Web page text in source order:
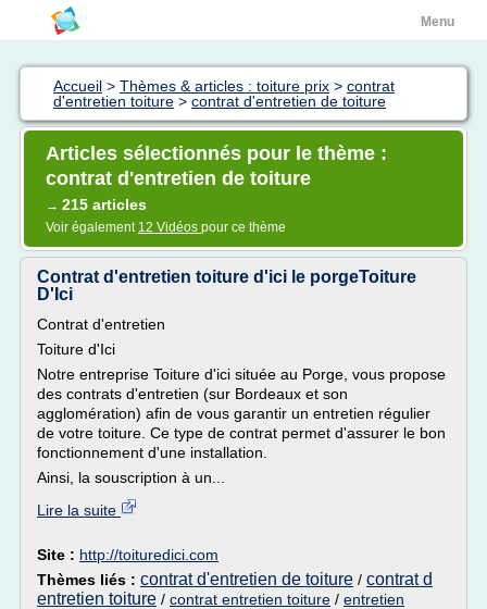
Menu
Accueil > Thèmes & articles : toiture prix > contrat
d'entretien toiture > contrat d'entretien de toiture
Articles sélectionnés pour le thème :
contrat d'entretien de toiture
→ 215 articles
Voir également 12 Vidéos pour ce thème
Contrat d'entretien toiture d'ici le porgeToiture
D'Ici
Contrat d'entretien
Toiture d'Ici
Notre entreprise Toiture d'ici située au Porge, vous propose
des contrats d'entretien (sur Bordeaux et son
agglomération) afin de vous garantir un entretien régulier
de votre toiture. Ce type de contrat permet d'assurer le bon
fonctionnement d'une installation.
Ainsi, la souscription à un...
Lire la suite
Site : http://toituredici.com
Thèmes liés : contrat d'entretien de toiture / contrat d
entretien toiture / contrat entretien toiture / entretien